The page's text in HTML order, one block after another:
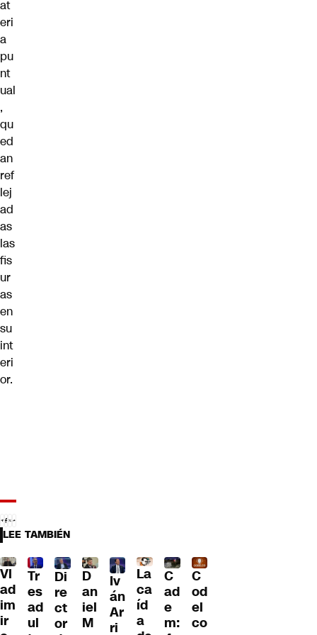
at
eri
a
pu
nt
ual
,
qu
ed
an
ref
lej
ad
as
las
fis
ur
as
en
su
int
eri
or.
LEE TAMBIÉN
Vl
ad
im
ir
Tr
es
ad
ul
Di
re
ct
or
D
an
iel
M
Iv
án
Ar
ri
La
ca
íd
a
C
ad
e
m:
C
od
el
co